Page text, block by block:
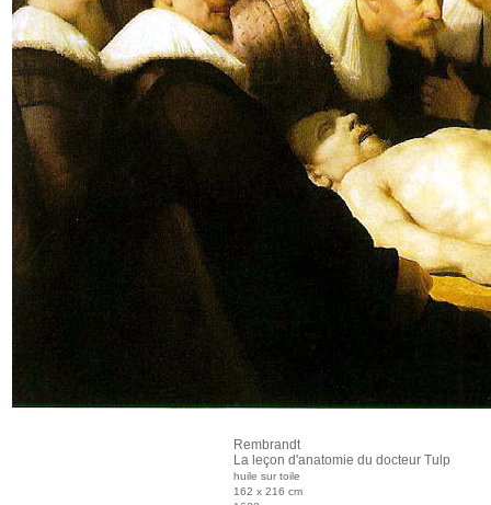
Rembrandt
La leçon d'anatomie du docteur Tulp
huile sur toile
162 x 216 cm